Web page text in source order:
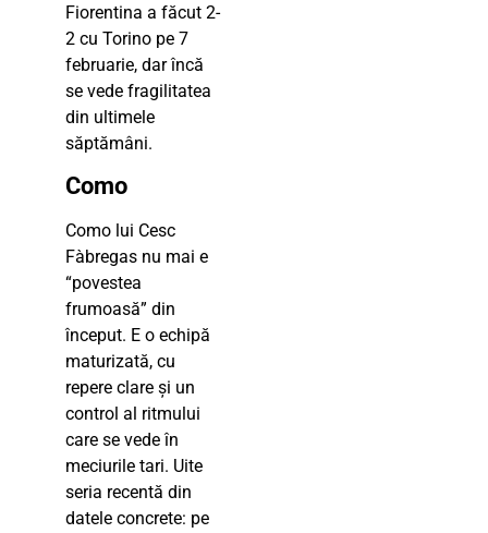
Fiorentina a făcut 2-
2 cu Torino pe 7
februarie, dar încă
se vede fragilitatea
din ultimele
săptămâni.
Como
Como lui Cesc
Fàbregas nu mai e
“povestea
frumoasă” din
început. E o echipă
maturizată, cu
repere clare și un
control al ritmului
care se vede în
meciurile tari. Uite
seria recentă din
datele concrete: pe